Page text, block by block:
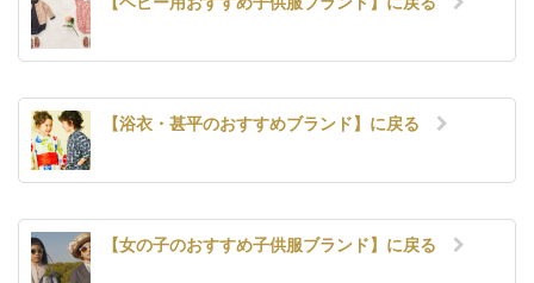
【浴衣・甚平のおすすめブランド】に戻る
【女の子のおすすめ子供服ブランド】に戻る